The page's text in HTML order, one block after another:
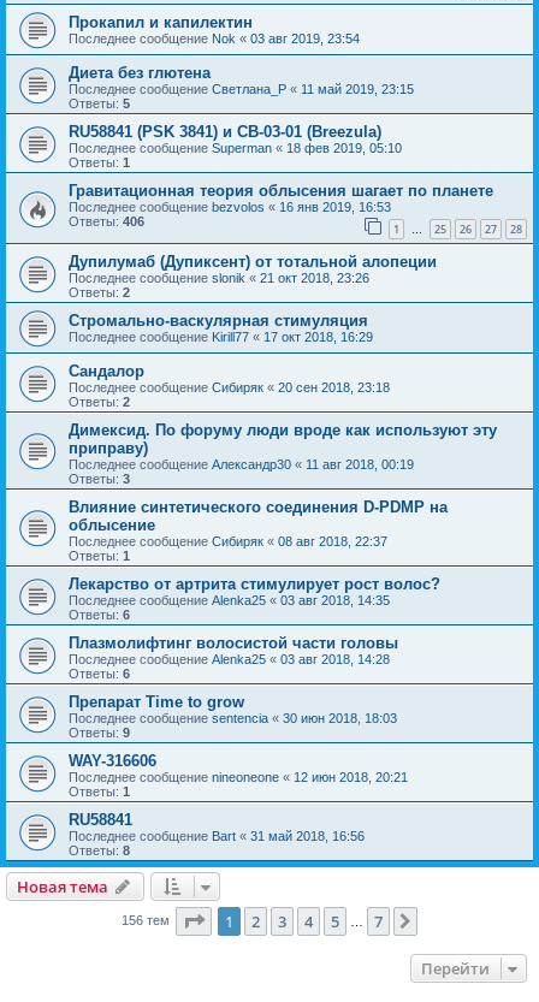
Прокапил и капилектин
Последнее сообщение Nok « 03 авг 2019, 23:54
Диета без глютена
Последнее сообщение Светлана_P « 11 май 2019, 23:15
Ответы: 5
RU58841 (PSK 3841) и CB-03-01 (Breezula)
Последнее сообщение Superman « 18 фев 2019, 05:10
Ответы: 1
Гравитационная теория облысения шагает по планете
Последнее сообщение bezvolos « 16 янв 2019, 16:53
Ответы: 406 1 … 25 26 27 28
Дупилумаб (Дупиксент) от тотальной алопеции
Последнее сообщение slonik « 21 окт 2018, 23:26
Ответы: 2
Стромально-васкулярная стимуляция
Последнее сообщение Kirill77 « 17 окт 2018, 16:29
Сандалор
Последнее сообщение Сибиряк « 20 сен 2018, 23:18
Ответы: 2
Димексид. По форуму люди вроде как используют эту
приправу)
Последнее сообщение Александр30 « 11 авг 2018, 00:19
Ответы: 3
Влияние синтетического соединения D-PDMP на
облысение
Последнее сообщение Сибиряк « 08 авг 2018, 22:37
Ответы: 1
Лекарство от артрита стимулирует рост волос?
Последнее сообщение Alenka25 « 03 авг 2018, 14:35
Ответы: 6
Плазмолифтинг волосистой части головы
Последнее сообщение Alenka25 « 03 авг 2018, 14:28
Ответы: 6
Препарат Time to grow
Последнее сообщение sentencia « 30 июн 2018, 18:03
Ответы: 9
WAY-316606
Последнее сообщение nineoneone « 12 июн 2018, 20:21
Ответы: 1
RU58841
Последнее сообщение Bart « 31 май 2018, 16:56
Ответы: 8
Новая тема
156 тем Страница из
1 2 3 4 5 7
Перейти